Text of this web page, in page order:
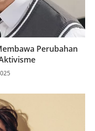
Perubahan